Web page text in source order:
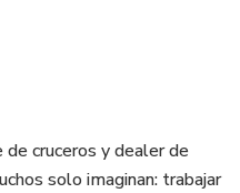
cruceros y dealer de
solo imaginan: trabajar